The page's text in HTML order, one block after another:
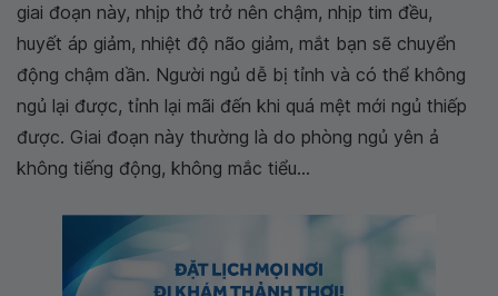
giai đoạn này, nhịp thở trở nên chậm, nhịp tim đều,
huyết áp giảm, nhiệt độ não giảm, mắt bạn sẽ chuyển
động chậm dần. Người ngủ dễ bị tỉnh và có thể không
ngủ lại được, tỉnh lại mãi đến khi quá mệt mới ngủ thiếp
được. Giai đoạn này thường là do phòng ngủ yên ả
không tiếng động, không mắc tiểu...